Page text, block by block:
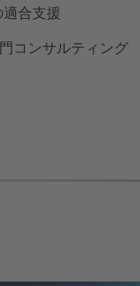
合支援
コンサルティング